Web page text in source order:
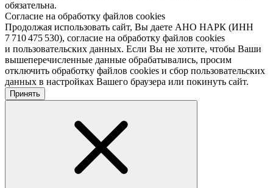
обязательна.
Согласие на обработку файлов cookies
Продолжая использовать сайт, Вы даете АНО НАРК (ИНН
7 710 475 530), согласие на обработку файлов cookies
и пользовательских данных. Если Вы не хотите, чтобы Ваши
вышеперечисленные данные обрабатывались, просим
отключить обработку файлов cookies и сбор пользовательских
данных в настройках Вашего браузера или покинуть сайт.
Принять